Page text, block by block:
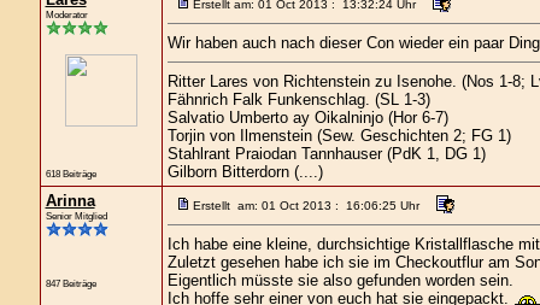
Moderator
618 Beiträge
Erstellt am: 01 Oct 2013 : 13:32:24 Uhr
Wir haben auch nach dieser Con wieder ein paar
Ritter Lares von Richtenstein zu Isenohe. (Nos 1-8;
Fähnrich Falk Funkenschlag. (SL 1-3)
Salvatio Umberto ay Oikalninjo (Hor 6-7)
Torjin von Ilmenstein (Sew. Geschichten 2; FG 1)
Stahlrant Praiodan Tannhauser (PdK 1, DG 1)
Gilborn Bitterdorn (....)
Arinna
Senior Mitglied
847 Beiträge
Erstellt am: 01 Oct 2013 : 16:06:25 Uhr
Ich habe eine kleine, durchsichtige Kristallflasche
Zuletzt gesehen habe ich sie im Checkoutflur am
Eigentlich müsste sie also gefunden worden sein.
Ich hoffe sehr einer von euch hat sie eingepackt.